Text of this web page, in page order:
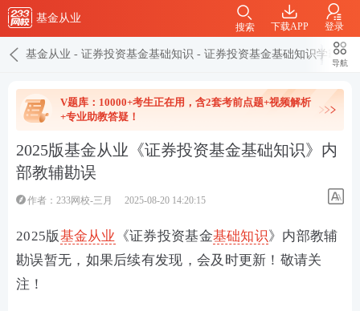
基金从业
下载APP 登录
搜索
基金从业 - 证券投资基金基础知识 - 证券投资基金基础知识学霸笔
导航
V题库：10000+考生正在用，含2套考前点题+视频解析
+专业助教答疑！
2025版基金从业《证券投资基金基础知识》内
部教辅勘误
作者：233网校-三月 2025-08-20 14:20:15
2025版基金从业 《证券投资基金基础知识》内部教辅
勘误暂无，如果后续有发现，会及时更新！敬请关
注！